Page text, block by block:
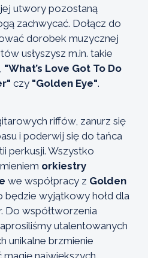
utwory pozostaną
zachwycać. Dołącz do
dorobek muzycznej
usłyszysz m.in. takie
"What’s Love Got To Do
czy "Golden Eye".
riffów, zanurz się
i poderwij się do tańca
perkusji. Wszystko
orkiestry
we współpracy z Golden
będzie wyjątkowy hołd dla
Do współtworzenia
utalentowanych
unikalne brzmienie
największych